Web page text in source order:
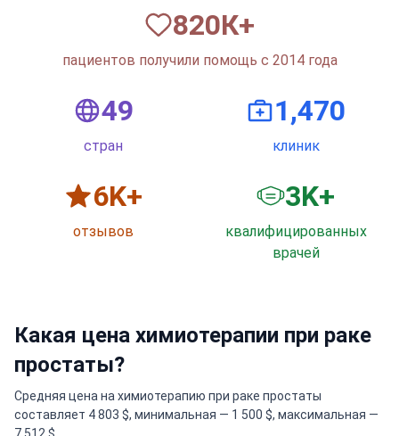
820К+
пациентов получили помощь с 2014 года
50
стран
1,500
клиник
6K+
отзывов
3K+
квалифицированных
врачей
Какая цена химиотерапии при раке
простаты?
Средняя цена на химиотерапию при раке простаты
составляет 4 803 $, минимальная — 1 500 $, максимальная —